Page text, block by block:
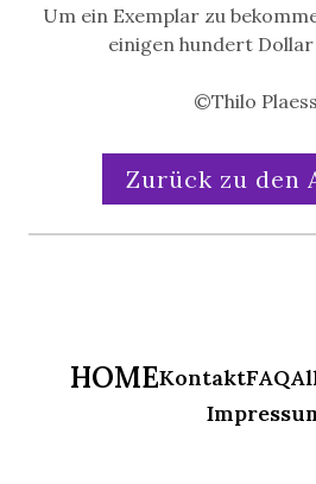
Um ein Exemplar zu
einigen hundert
©Thilo
Zurück zu den
HOMEKontaktFAQ